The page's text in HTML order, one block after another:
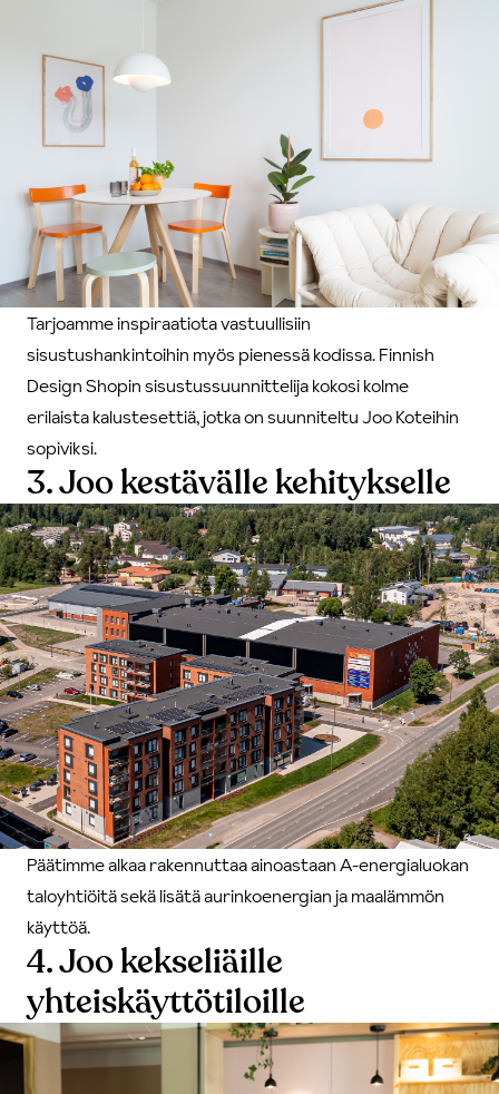
Tarjoamme inspiraatiota vastuullisiin
sisustushankintoihin myös pienessä kodissa. Finnish
Design Shopin sisustussuunnittelija kokosikolme
erilaista kalustesettiä, jotka on suunniteltu Joo Koteihin
sopiviksi.
3. Joo kestävälle kehitykselle
Päätimme alkaa rakennuttaa ainoastaan A-energialuokan
taloyhtiöitä sekä lisätä aurinkoenergian ja maalämmön
käyttöä.
4. Joo kekseliäille
yhteiskäyttötiloille